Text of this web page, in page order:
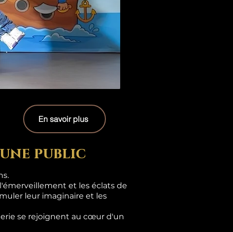
En savoir plus
public
et les éclats de
leur imaginaire et les
se rejoignent au cœur d'un